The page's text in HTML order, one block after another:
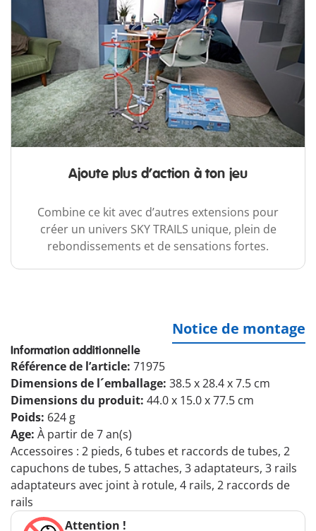
Ajoute plus d’action à ton jeu
Combine ce kit avec d’autres extensions pour
créer un univers SKY TRAILS unique, plein de
rebondissements et de sensations fortes.
Notice de montage
Information additionnelle
Référence de l’article: 71975
Dimensions de l´emballage: 38.5 x 28.4 x 7.5 cm
Dimensions du produit: 44.0 x 15.0 x 77.5 cm
Poids: 624 g
Age: À partir de 7 an(s)
Accessoires : 2 pieds, 6 tubes et raccords de tubes, 2
capuchons de tubes, 5 attaches, 3 adaptateurs, 3 rails
adaptateurs avec joint à rotule, 4 rails, 2 raccords de
rails
Attention !